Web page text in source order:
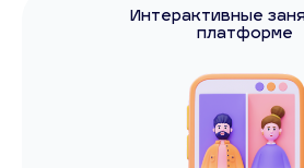
Интерактивные
платформе